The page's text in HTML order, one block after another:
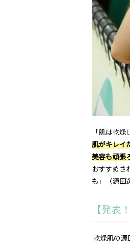
「肌は乾
肌がキレイ
美容も頑張
おすすめさ
も」（源田
【発表
乾燥肌の源